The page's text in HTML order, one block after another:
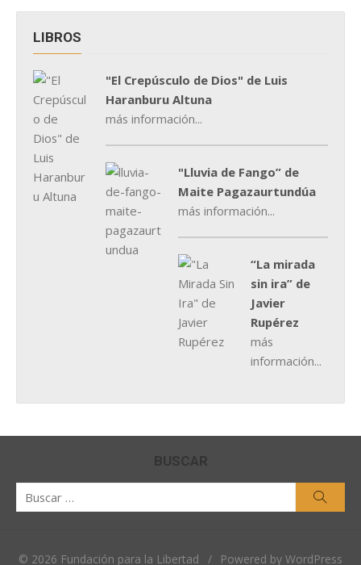
LIBROS
"El Crepúsculo de Dios" de Luis
Haranburu Altuna
más información...
"Lluvia de Fango” de
Maite Pagazaurtundúa
más información...
“La mirada
sin ira” de
Javier
Rupérez
más
información...
BUSCAR
© 2026 Fundación para la Libertad / Powered by WordPress